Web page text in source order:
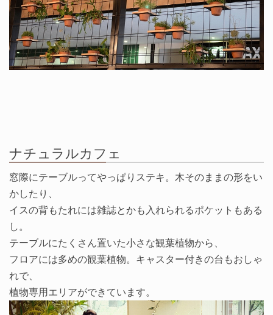
ナチュラルカフェ
窓際にテーブルってやっぱりステキ。木そのままの形をい
かしたり、
イスの背もたれには雑誌とかも入れられるポケットもある
し。
テーブルにたくさん置いた小さな観葉植物から、
フロアには多めの観葉植物。キャスター付きの台もおしゃ
れで、
植物専用エリアができています。